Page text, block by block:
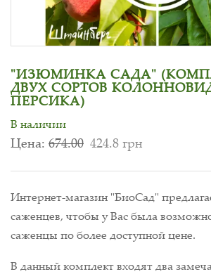
"ИЗЮМИНКА САДА"
ДВУХ СОРТОВ
ПЕРСИКА)
В наличии
Цена: 674.00 424.8 грн
Интернет-магазин "БиоСад"
саженцев, чтобы у Вас была
саженцы по более доступной цене.
В данный комплект входят два